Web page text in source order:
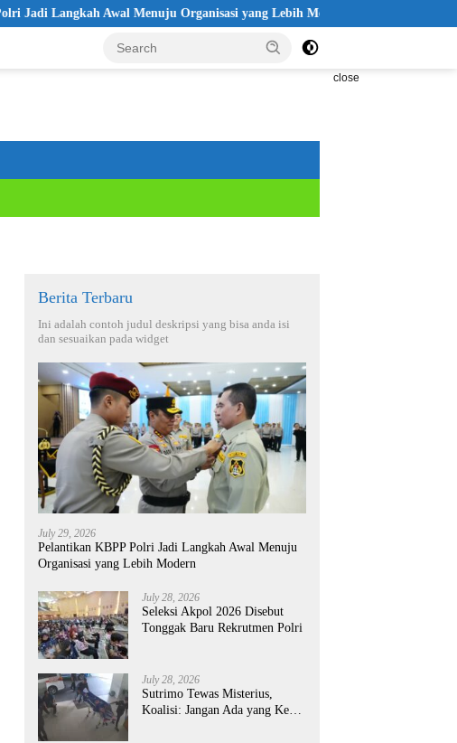
Awal Menuju Organisasi yang Lebih Modern
close
Berita Terbaru
Ini adalah contoh judul deskripsi yang bisa anda isi
dan sesuaikan pada widget
July 29, 2026
Pelantikan KBPP Polri Jadi Langkah Awal Menuju
Organisasi yang Lebih Modern
July 28, 2026
Seleksi Akpol 2026 Disebut
Tonggak Baru Rekrutmen Polri
July 28, 2026
Sutrimo Tewas Misterius,
Koalisi: Jangan Ada yang Kebal